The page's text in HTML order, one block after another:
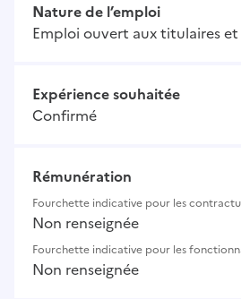
Nature de l’emploi
Emploi ouvert aux titulaires
Expérience souhaitée
Confirmé
Rémunération
Fourchette indicative pour les
Non renseignée
Fourchette indicative pour les
Non renseignée